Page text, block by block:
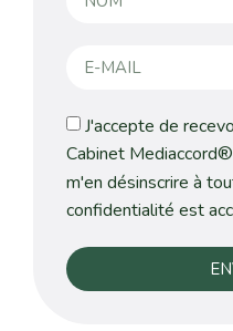
J'accepte de
Cabinet
m'en désinscrire à
confidentialité est